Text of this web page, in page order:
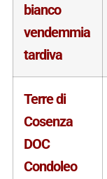
bianco
vendemmia
tardiva
Terre di
Cosenza
DOC
Condoleo